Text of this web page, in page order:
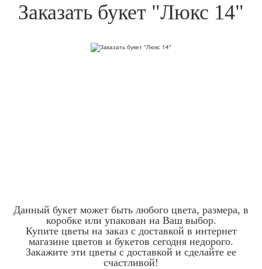
Заказать букет "Люкс 14"
Данный букет может быть любого цвета, размера, в
коробке или упакован на Ваш выбор.
Купите цветы на заказ с доставкой в интернет
магазине цветов и букетов сегодня недорого.
Закажите эти цветы с доставкой и сделайте ее
счастливой!